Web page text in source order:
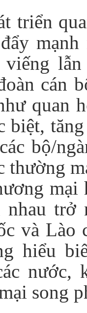
triển
viếng
cán
quan
biệt,
bộ/
thường
mại
nhau trở
và Lào
hiểu
nước,
song